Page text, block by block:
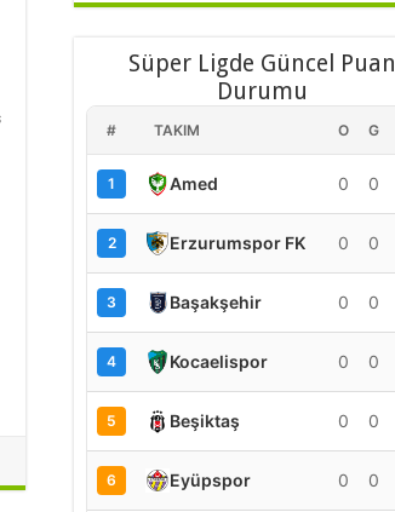
Süper Ligde Güncel Puan
Durumu
# TAKIM O G
1 Amed 0 0
2 Erzurumspor FK 0 0
3 Başakşehir 0 0
4 Kocaelispor 0 0
5 Beşiktaş 0 0
6 Eyüpspor 0 0